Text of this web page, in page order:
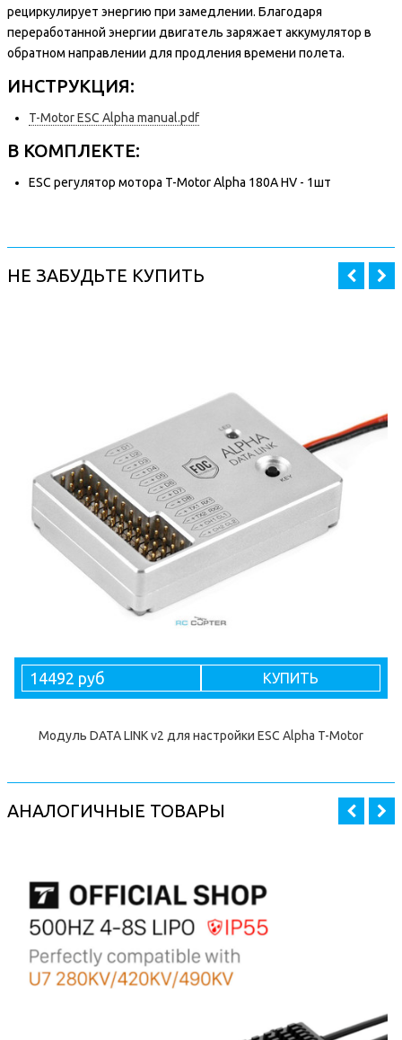
рециркулирует энергию при замедлении. Благодаря
переработанной энергии двигатель заряжает аккумулятор в
обратном направлении для продления времени полета.
ИНСТРУКЦИЯ:
T-Motor ESC Alpha manual.pdf
В КОМПЛЕКТЕ:
ESC регулятор мотора T-Motor Alpha 180A HV - 1шт
НЕ ЗАБУДЬТЕ КУПИТЬ
14492 руб КУПИТЬ
Модуль DATA LINK v2 для настройки ESC Alpha T-Motor
АНАЛОГИЧНЫЕ ТОВАРЫ